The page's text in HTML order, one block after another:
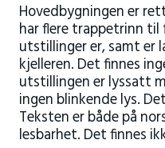
Hovedbygningen er
har flere trappetrinn
utstillinger er, samt er
kjelleren. Det finnes
utstillingen er lyssatt
ingen blinkende lys.
Teksten er både på
lesbarhet. Det finnes